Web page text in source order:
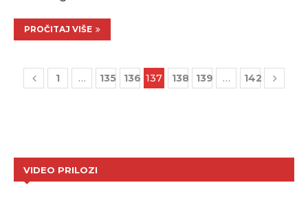
PROČITAJ VIŠE
1 … 135 136 137 138 139 … 142
VIDEO PRILOZI